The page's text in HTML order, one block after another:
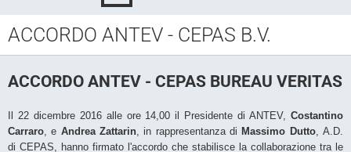
ACCORDO ANTEV - CEPAS B.V.
ACCORDO ANTEV - CEPAS BUREAU VERITAS
Il 22 dicembre 2016 alle ore 14,00 il Presidente di ANTEV, Costantino
Carraro, e Andrea Zattarin, in rappresentanza diMassimo Dutto, A.D.
di CEPAS, hanno firmato l'accordo che stabilisce la collaborazione tra le